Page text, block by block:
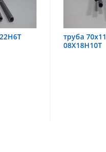
70х11-12